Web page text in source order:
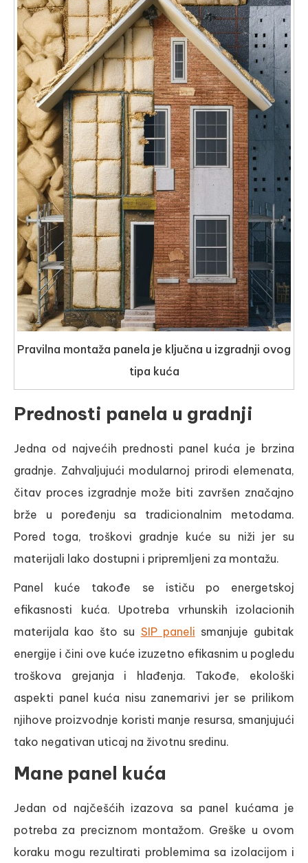
Pravilna montaža panela je ključna u izgradnji ovog
tipa kuća
Prednosti panela u gradnji
Jedna od najvećih prednosti panel kuća je brzina
gradnje. Zahvaljujući modularnoj prirodi elemenata,
čitav proces izgradnje može biti završen značajno
brže u poređenju sa tradicionalnim metodama.
Pored toga, troškovi gradnje kuće su niži jer su
materijali lako dostupni i pripremljeni za montažu.
Panel kuće takođe se ističu po energetskoj
efikasnosti kuća. Upotreba vrhunskih izolacionih
materijala kao što su SIP paneli smanjuje gubitak
energije i čini ove kuće izuzetno efikasnim u pogledu
troškova grejanja i hlađenja. Takođe, ekološki
aspekti panel kuća nisu zanemarivi jer se prilikom
njihove proizvodnje koristi manje resursa, smanjujući
tako negativan uticaj na životnu sredinu.
Mane panel kuća
Jedan od najčešćih izazova sa panel kućama je
potreba za preciznom montažom. Greške u ovom
koraku mogu rezultirati problemima sa izolacijom i